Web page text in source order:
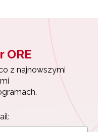
ORE
z najnowszymi
najnowszymi
moich danych